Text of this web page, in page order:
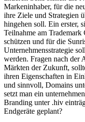
Markeninhaber, für die
ihre Ziele und Strategien
hingehen soll. Ein erster,
Teilnahme am Trademark
schützen und für die
Unternehmensstrategie
werden. Fragen nach der
Märkten der Zukunft,
ihren Eigenschaften in
und sinnvoll, Domains
setzt man ein
Branding unter .hiv
Endgeräte geplant?